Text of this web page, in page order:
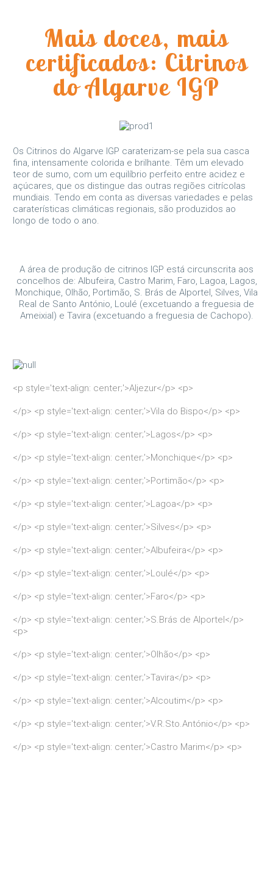
Mais doces, mais
certificados: Citrinos
do Algarve IGP
Os Citrinos do Algarve IGP caraterizam-se pela sua casca
fina, intensamente colorida e brilhante. Têm um elevado
teor de sumo, com um equilíbrio perfeito entre acidez e
açúcares, que os distingue das outras regiões citrícolas
mundiais. Tendo em conta as diversas variedades e pelas
caraterísticas climáticas regionais, são produzidos ao
longo de todo o ano.
A área de produção de citrinos IGP está circunscrita aos
concelhos de: Albufeira, Castro Marim, Faro, Lagoa, Lagos,
Monchique, Olhão, Portimão, S. Brás de Alportel, Silves, Vila
Real de Santo António, Loulé (excetuando a freguesia de
Ameixial) e Tavira (excetuando a freguesia de Cachopo).
<p style='text-align: center;'>Aljezur</p> <p>
</p> <p style='text-align: center;'>Vila do Bispo</p> <p>
</p> <p style='text-align: center;'>Lagos</p> <p>
</p> <p style='text-align: center;'>Monchique</p> <p>
</p> <p style='text-align: center;'>Portimão</p> <p>
</p> <p style='text-align: center;'>Lagoa</p> <p>
</p> <p style='text-align: center;'>Silves</p> <p>
</p> <p style='text-align: center;'>Albufeira</p> <p>
</p> <p style='text-align: center;'>Loulé</p> <p>
</p> <p style='text-align: center;'>Faro</p> <p>
</p> <p style='text-align: center;'>S.Brás de Alportel</p>
<p>
</p> <p style='text-align: center;'>Olhão</p> <p>
</p> <p style='text-align: center;'>Tavira</p> <p>
</p> <p style='text-align: center;'>Alcoutim</p> <p>
</p> <p style='text-align: center;'>V.R.Sto.António</p> <p>
</p> <p style='text-align: center;'>Castro Marim</p> <p>